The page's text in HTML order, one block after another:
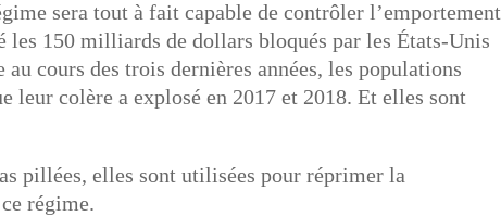
sera tout à fait capable de contrôler l’emportement
150 milliards de dollars bloqués par les États-Unis
cours des trois dernières années, les populations
leur colère a explosé en 2017 et 2018. Et elles sont
pillées, elles sont utilisées pour réprimer la
régime.